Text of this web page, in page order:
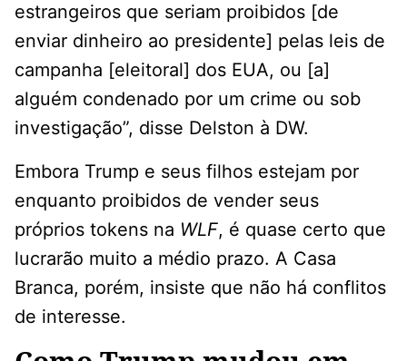
estrangeiros que seriam proibidos [de
enviar dinheiro ao presidente] pelas leis de
campanha [eleitoral] dos EUA, ou [a]
alguém condenado por um crime ou sob
investigação”, disse Delston à DW.
Embora Trump e seus filhos estejam por
enquanto proibidos de vender seus
próprios tokens na WLF, é quase certo que
lucrarão muito a médio prazo. A Casa
Branca, porém, insiste que não há conflitos
de interesse.